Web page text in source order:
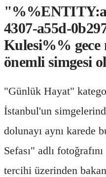
4307-a55d-
Kulesi%% gece
önemli simgesi
"Günlük Hayat"
İstanbul'un
dolunayı aynı karede
Sefası" adlı
tercihi üzerinden